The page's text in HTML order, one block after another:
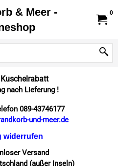
& Meer -
0
Lieferung !
089-43746177
und-meer.de
widerrufen
Versand
(außer Inseln)